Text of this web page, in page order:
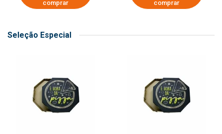
comprar
comprar
Seleção Especial